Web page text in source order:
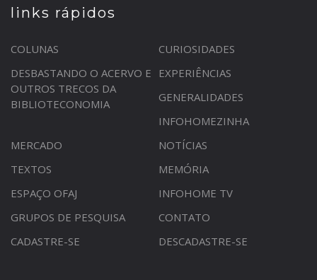
links rápidos
COLUNAS
CURIOSIDADES
DESBASTANDO O ACERVO E
OUTROS TRECOS DA
BIBLIOTECONOMIA
EXPERIÊNCIAS
GENERALIDADES
INFOHOMEZINHA
MERCADO
NOTÍCIAS
TEXTOS
MEMÓRIA
ESPAÇO OFAJ
INFOHOME TV
GRUPOS DE PESQUISA
CONTATO
CADASTRE-SE
DESCADASTRE-SE